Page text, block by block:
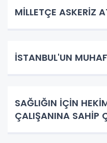
SAĞLIĞIN İÇİN
ÇALIŞANINA SAHİP